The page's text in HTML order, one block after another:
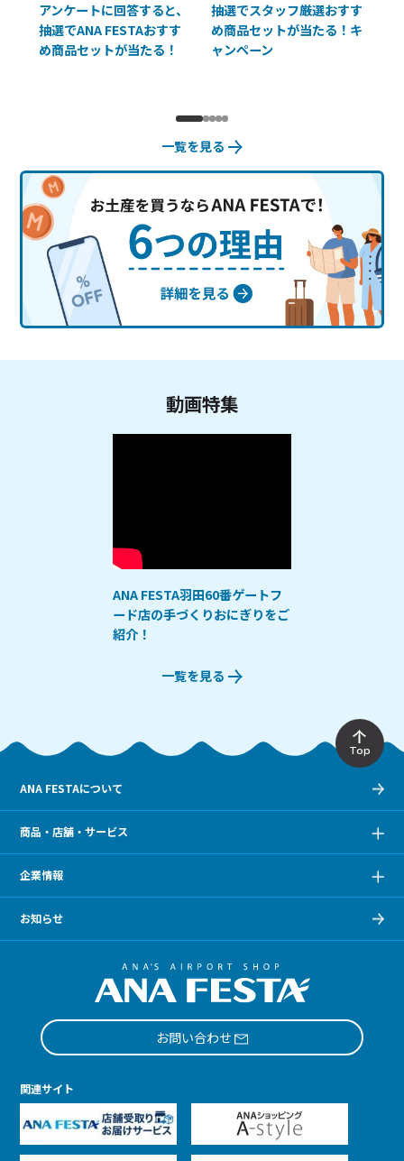
アンケートに回答すると、
抽選でANA FESTAおすす
め商品セットが当たる！
抽選でスタッフ厳選おすす
め商品セットが当たる！キ
ャンペーン
一覧を見る
動画特集
ANA FESTA羽田60番ゲートフ
ード店の手づくりおにぎりをご
紹介！
一覧を見る
Top
ANA FESTAについて
商品・店舗・サービス
企業情報
お知らせ
お問い合わせ
関連サイト